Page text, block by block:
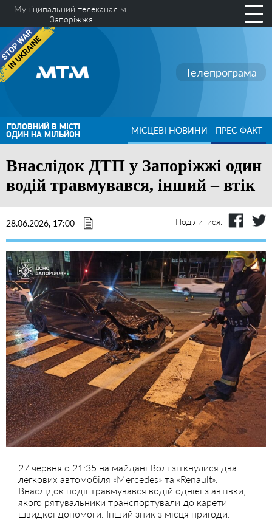
Муніципальний телеканал м.
Запоріжжя
Телепрограма
ГОЛОВНИЙ В МІСТІ
ОДИН НА МІЛЬЙОН МІСЦЕВІ НОВИНИ ПРЕС-ФАКТ
Внаслідок ДТП у Запоріжжі один
водій травмувався, інший – втік
28.06.2026, 17:00 Поділитися:
27 червня о 21:35 на майдані Волі зіткнулися два
легкових автомобіля «Mercedes» та «Renault».
Внаслідок події травмувався водій однієї з автівки,
якого рятувальники транспортували до карети
швидкої допомоги. Інший зник з місця пригоди.